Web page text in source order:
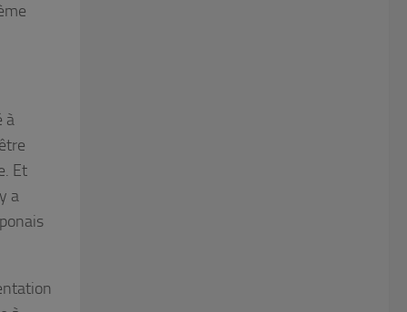
à
Et
a